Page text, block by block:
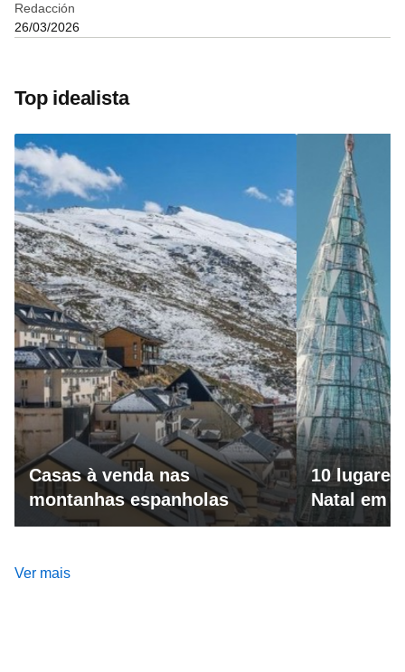
Redacción
26/03/2026
Top idealista
Casas à venda nas
montanhas espanholas
10
Natal em
Ver mais